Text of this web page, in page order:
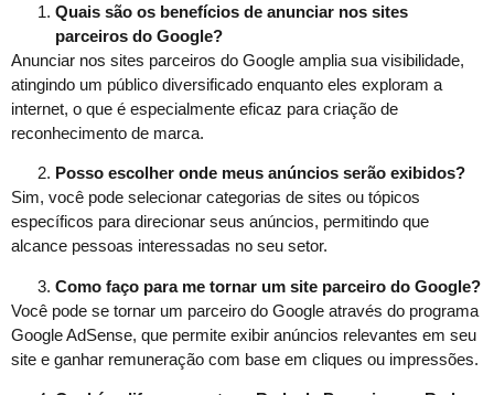
Quais são os benefícios de anunciar nos sites
parceiros do Google?
Anunciar nos sites parceiros do Google amplia sua visibilidade,
atingindo um público diversificado enquanto eles exploram a
internet, o que é especialmente eficaz para criação de
reconhecimento de marca.
Posso escolher onde meus anúncios serão exibidos?
Sim, você pode selecionar categorias de sites ou tópicos
específicos para direcionar seus anúncios, permitindo que
alcance pessoas interessadas no seu setor.
Como faço para me tornar um site parceiro do Google?
Você pode se tornar um parceiro do Google através do programa
Google AdSense, que permite exibir anúncios relevantes em seu
site e ganhar remuneração com base em cliques ou impressões.